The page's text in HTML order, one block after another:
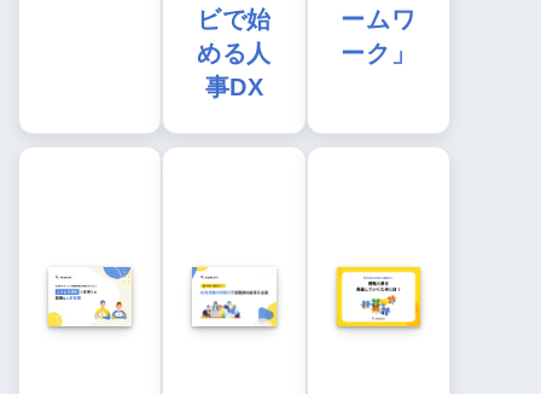
ビで始
める人
事DX
ームワ
ーク」